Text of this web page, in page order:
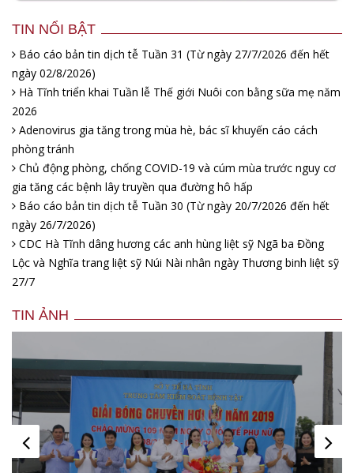
TIN NỔI BẬT
Báo cáo bản tin dịch tễ Tuần 31 (Từ ngày 27/7/2026 đến hết
ngày 02/8/2026)
Hà Tĩnh triển khai Tuần lễ Thế giới Nuôi con bằng sữa mẹ năm
2026
Adenovirus gia tăng trong mùa hè, bác sĩ khuyến cáo cách
phòng tránh
Chủ động phòng, chống COVID-19 và cúm mùa trước nguy cơ
gia tăng các bệnh lây truyền qua đường hô hấp
Báo cáo bản tin dịch tễ Tuần 30 (Từ ngày 20/7/2026 đến hết
ngày 26/7/2026)
CDC Hà Tĩnh dâng hương các anh hùng liệt sỹ Ngã ba Đồng
Lộc và Nghĩa trang liệt sỹ Núi Nài nhân ngày Thương binh liệt sỹ
27/7
TIN ẢNH